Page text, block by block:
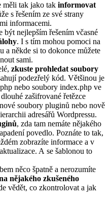
měli tak jako tak informovat
s řešením ze své strany
informacemi.
být nejlepším řešením včasné
. I s tím mohou pomoci na
a někde si to dokonce můžete
sami.
zkuste prohledat soubory
podezřelý kód. Většinou je
nebo soubory index.php ve
zašifrované řetězce
soubory pluginů nebo nově
adresářů Wordpressu.
, zda tam nemáte nějakého
povedlo. Poznáte to tak,
zobrazíte informace a v
A se šablonou to
něco špatně a nerozumíte
nějakého zkušeného
vědět, co zkontrolovat a jak